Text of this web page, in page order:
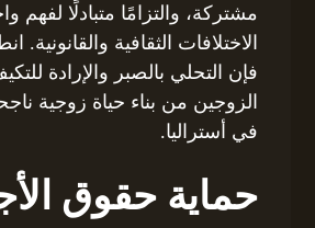
مشتركة، والتزامًا متبادلًا لفهم
الاختلافات الثقافية والقانونية.
فإن التحلي بالصبر والإرادة
الزوجين من بناء حياة زوجية
في أستراليا.
حماية حقوق